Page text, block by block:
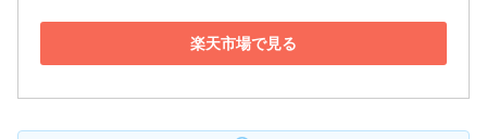
楽天市場で見る